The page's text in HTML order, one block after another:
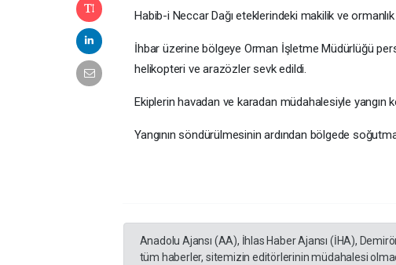
Habib-i Neccar Dağı eteklerindeki makilik ve
İhbar üzerine bölgeye Orman İşletme Müdürlüğü
helikopteri ve arazözler sevk edildi.
Ekiplerin havadan ve karadan müdahalesiyle yangın
Yangının söndürülmesinin ardından bölgede
Anadolu Ajansı (AA), İhlas Haber Ajansı (İHA),
tüm haberler, sitemizin editörlerinin müdahalesi